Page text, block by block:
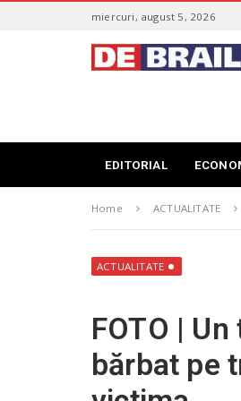
c
miercuri, august 5, 2026
EDITORIAL
Home ACTUALITATE
ACTUALITATE
FOTO |
bărbat pe